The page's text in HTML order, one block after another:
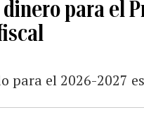
para el
para el 2026-2027